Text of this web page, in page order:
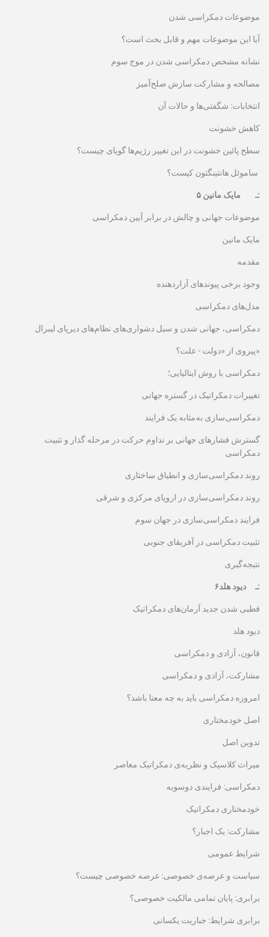
موضوعات دمکراسی شدن
آیا این موضوعات مهم و قابل بحث است؟
نشانه مشخص دمکراسی شدن در موج سوم
مصالحه و مشارکت سازش صلح‌آمیز
انتخابات: شگفتی‌ها و حالات آن
کاهش خشونت
سطح پائین خشونت در این تغییر رژیم‌ها گویای چیست؟
ساموئل هانتینگتون کیست؟
۵ ـ مایک مانین:
موضوعات جهانی و چالش در برابر آیین دمکراسی
مایک مانین
مقدمه
وجود برخی پیوندهای آزاردهنده
مدل‌های دمکراسی
دمکراسی، جهانی شدن و سیل دشواری‌های نظام‌های دیرپای لیبرال
پیروی از «دولت - علت؟»
دمکراسی با روش ایتالیایی؛
تغییرات دمکراتیک در گستره جهانی
دمکراسی‌سازی به‌مثابه یک فرایند
گسترش فشارهای جهانی بر تداوم حرکت در مرحله گذار و تثبیت
دمکراسی
روند دمکراسی‌سازی و انطباق ساختاری
روند دمکراسی‌سازی در اروپای مرکزی و شرقی
فرایند دمکراسی‌سازی در جهان سوم
تثبیت دمکراسی در آفریقای جنوبی
نتیجه‌گیری
۶ـ دیود هلد:
قطبی شدن جدید آرمان‌های دمکراتیک
دیود هلد
قانون، آزادی و دمکراسی
مشارکت، آزادی و دمکراسی
امروزه دمکراسی باید به چه معنا باشد؟
اصل خودمختاری
تدوین اصل
میراث کلاسیک و نظریه‌ی دمکراتیک معاصر
دمکراسی: فرایندی دوسویه
خودمختاری دمکراتیک
مشارکت: یک اجبار؟
شرایط عمومی
سیاست و عرصه‌ی خصوصی: عرصه خصوصی چیست؟
برابری: پایان تمامی مالکیت خصوصی؟
برابری شرایط: جباریت یکسانی